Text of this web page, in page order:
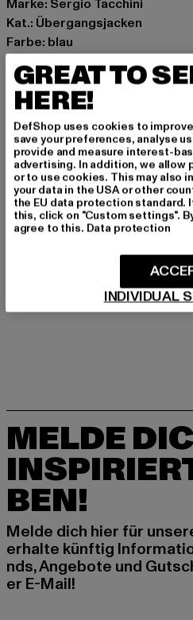
Marke: Sergio Tacchini
Kat.: Übergangsjacken
Farbe: blau
Hersteller Farbe: vintage
Materialzusammensetzung:
Art.Nr: ST41554-23338
Hersteller: Movin SARL |
RN8 Quartier Rousselot 975
Aubagne | FR
GRÖSSE & PASSFORM
LIEFERUNG & RÜCKGABE
MELDE
BEN!
Melde dich hier für
erhalte künftig
nds, Angebote und
er E-Mail!
GREAT TO
HERE!
DefShop uses cookies to
save your preferences, analyse
provide and measure interest-
advertising. In addition, we allow
or to use cookies. This may also
your data in the USA or other
the EU data protection standard.
this, click on "Custom settings".
agree to this. Data protection
INDIVIDUAL